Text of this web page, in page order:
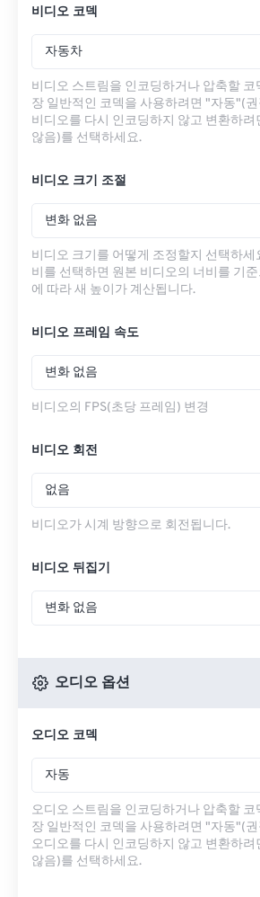
비디오 코덱
자동차
비디오 스트림을 인코딩하거나 압축할
장 일반적인 코덱을 사용하려면 "자동"(
비디오를 다시 인코딩하지 않고 변환하려
않음)를 선택하세요.
비디오 크기 조절
변화 없음
비디오 크기를 어떻게 조정할지 선택하세
비를 선택하면 원본 비디오의 너비를 기준
에 따라 새 높이가 계산됩니다.
비디오 프레임 속도
변화 없음
비디오의 FPS(초당 프레임) 변경
비디오 회전
없음
비디오가 시계 방향으로 회전됩니다.
비디오 뒤집기
변화 없음
오디오 옵션
오디오 코덱
자동
오디오 스트림을 인코딩하거나 압축할
장 일반적인 코덱을 사용하려면 "자동"(
오디오를 다시 인코딩하지 않고 변환하려
않음)를 선택하세요.